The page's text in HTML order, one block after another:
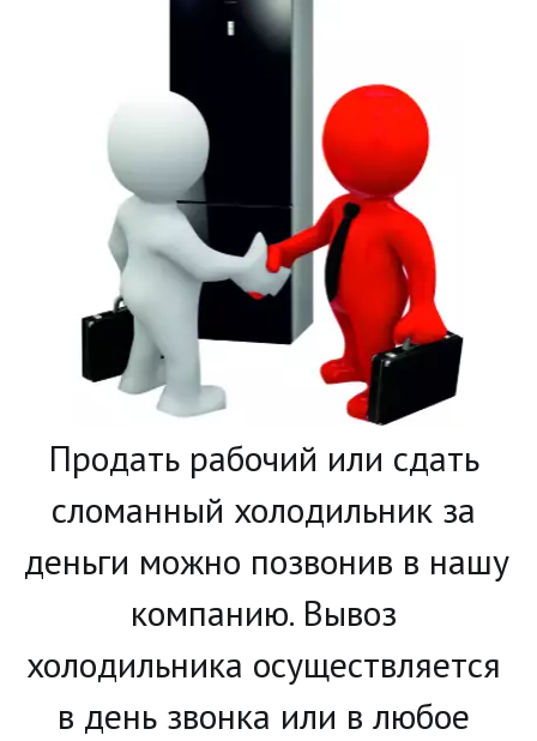
­Продать рабочий или сдать
сломанный холодильник за
деньги можно позвонив в нашу
компанию. Вывоз
холодильника осуществляется
в день звонка или в любое